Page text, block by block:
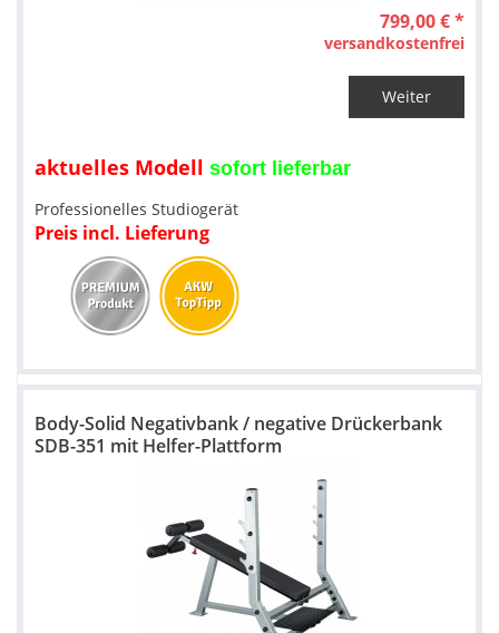
799,00 € *
versandkostenfrei
Weiter
aktuelles Modell sofort lieferbar
Professionelles Studiogerät
Preis incl. Lieferung
Body-Solid Negativbank / negative Drückerbank
SDB-351 mit Helfer-Plattform